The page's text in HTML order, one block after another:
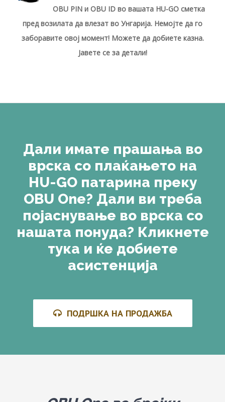
OBU PIN и OBU ID во вашата HU-GO сметка
пред возилата да влезат во Унгарија. Немојте да го
заборавите овој момент! Можете да добиете казна.
Јавете се за детали!
Дали имате прашања во
врска со плаќањето на
HU-GO патарина преку
OBU One? Дали ви треба
појаснување во врска со
нашата понуда? Кликнете
тука и ќе добиете
асистенција
ПОДРШКА НА ПРОДАЖБА